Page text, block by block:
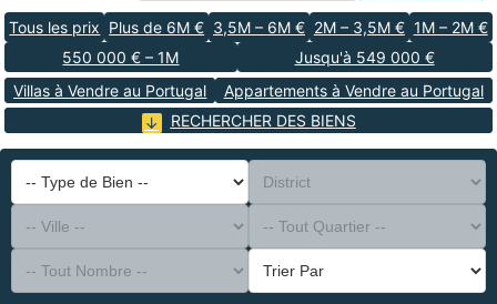
Tous les prix Plus de 6M € 3,5M – 6M € 2M – 3,5M € 1M – 2M €
550 000 € – 1M
Jusqu'à 549 000 €
Villas à Vendre au Portugal
Appartements à Vendre au Portugal
RECHERCHER DES BIENS
-- Type de Bien --
District
-- Ville --
-- Tout Quartier --
-- Tout Nombre --
Trier Par